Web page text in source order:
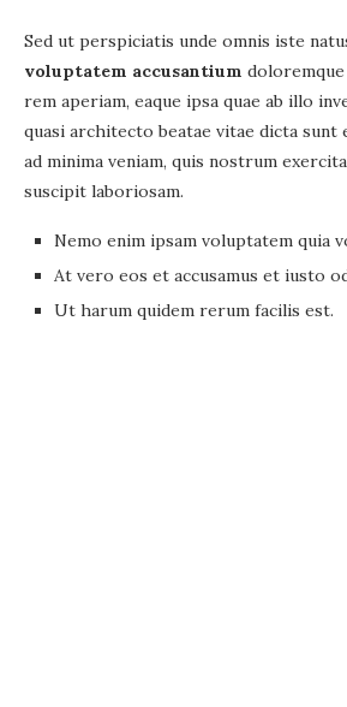
Sed ut perspiciatis unde omnis iste
voluptatem accusantium
rem aperiam, eaque ipsa quae ab illo
quasi architecto beatae vitae dicta
ad minima veniam, quis nostrum
suscipit laboriosam.
Nemo enim ipsam voluptatem quia
At vero eos et accusamus et iusto
Ut harum quidem rerum facilis est.